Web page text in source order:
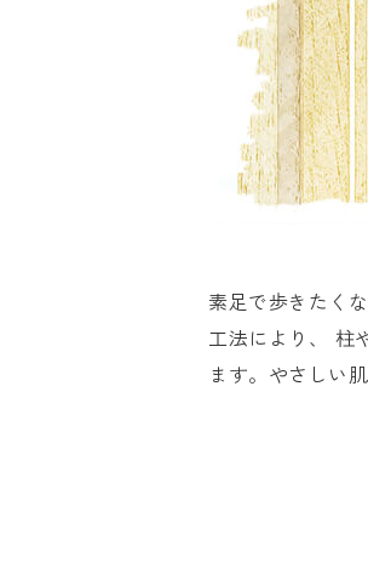
素足で歩きたく
工法により、 柱
ます。やさしい